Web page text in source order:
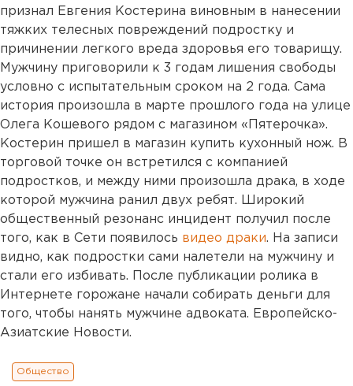
признал Евгения Костерина виновным в нанесении
тяжких телесных повреждений подростку и
причинении легкого вреда здоровья его товарищу.
Мужчину приговорили к 3 годам лишения свободы
условно с испытательным сроком на 2 года. Сама
история произошла в марте прошлого года на улице
Олега Кошевого рядом с магазином «Пятерочка».
Костерин пришел в магазин купить кухонный нож. В
торговой точке он встретился с компанией
подростков, и между ними произошла драка, в ходе
которой мужчина ранил двух ребят. Широкий
общественный резонанс инцидент получил после
того, как в Сети появилось видео драки. На записи
видно, как подростки сами налетели на мужчину и
стали его избивать. После публикации ролика в
Интернете горожане начали собирать деньги для
того, чтобы нанять мужчине адвоката. Европейско-
Азиатские Новости.
Общество